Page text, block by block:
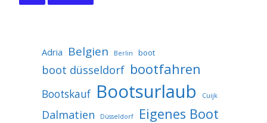
Adria Belgien Berlin boot
boot düsseldorf bootfahren
Bootskauf Bootsurlaub Cuijk
Dalmatien Düsseldorf Eigenes Boot